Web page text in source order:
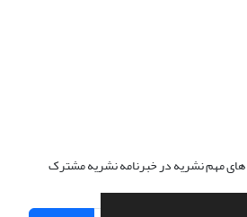
های مهم نشریه در خبرنامه نشریه مشترک